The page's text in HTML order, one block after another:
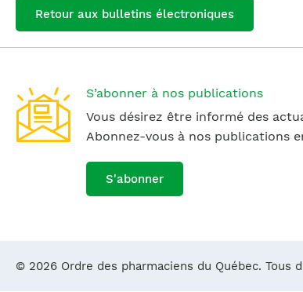
Retour aux bulletins électroniques
S’abonner à nos publications
Vous désirez être informé des
Abonnez-vous à nos publications
S'abonner
© 2026 Ordre des pharmaciens du Québec. Tous